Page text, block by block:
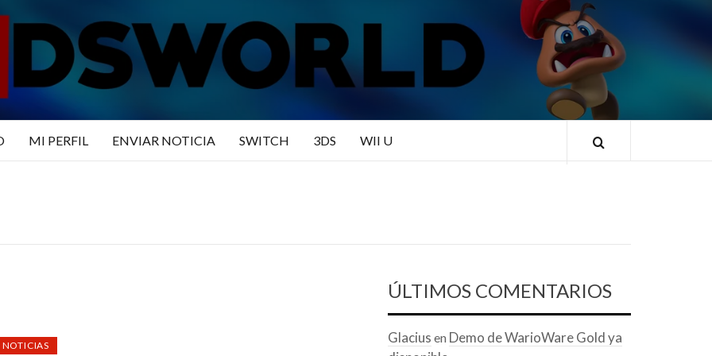
N3DSWORLD
MI PERFIL ENVIAR NOTICIA SWITCH 3DS WII U
NOTICIAS
ÚLTIMOS COMENTARIOS
Glacius en Demo de WarioWare Gold ya